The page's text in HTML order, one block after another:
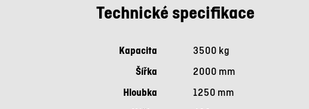
Technické specifikace
Kapacita
3500 kg
Šířka
2000 mm
Hloubka
1250 mm